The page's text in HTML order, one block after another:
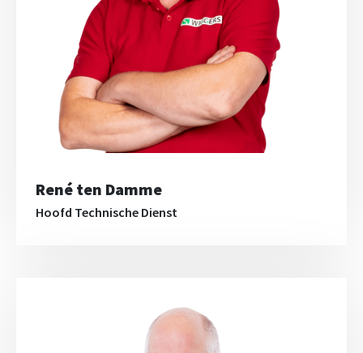
René ten Damme
Hoofd Technische Dienst